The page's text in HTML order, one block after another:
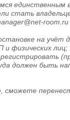
единственным
стать
на
и физических лиц;
должен быть